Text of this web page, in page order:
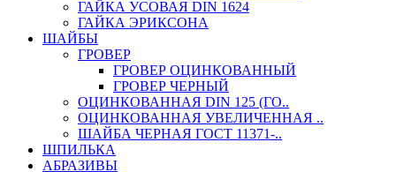
ГАЙКА УСОВАЯ DIN 1624
ГАЙКА ЭРИКСОНА
ШАЙБЫ
ГРОВЕР
ГРОВЕР ОЦИНКОВАННЫЙ
ГРОВЕР ЧЕРНЫЙ
ОЦИНКОВАННАЯ DIN 125 (ГО..
ОЦИНКОВАННАЯ УВЕЛИЧЕННАЯ ..
ШАЙБА ЧЕРНАЯ ГОСТ 11371-..
ШПИЛЬКА
АБРАЗИВЫ